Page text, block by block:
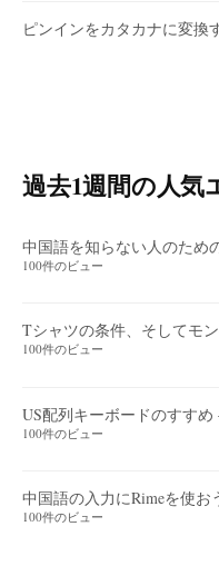
ピンインをカタカナに変換
過去1週間の人気
中国語を知らない人のため
100件のビュー
Tシャツの条件、そしてモ
100件のビュー
US配列キーボードのすす
100件のビュー
中国語の入力にRimeを使お
100件のビュー